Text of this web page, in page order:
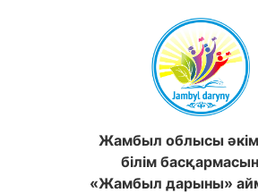
Жамбыл облысы
білім
«Жамбыл дарыны»